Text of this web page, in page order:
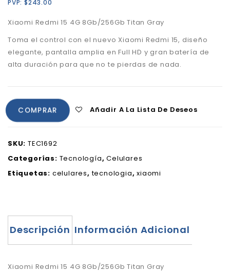
PVP: $243.00
Xiaomi Redmi 15 4G 8Gb/256Gb Titan Gray
Toma el control con el nuevo Xiaomi Redmi 15, diseño
elegante, pantalla amplia en Full HD y gran batería de
alta duración para que no te pierdas de nada.
COMPRAR Añadir A La Lista De Deseos
SKU: TEC1692
Categorías: Tecnología,Celulares
Etiquetas: celulares,tecnologia,xiaomi
Descripción Información Adicional
Xiaomi Redmi 15 4G 8Gb/256Gb Titan Gray